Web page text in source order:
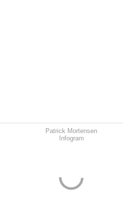
Patrick Mortensen
Infogram